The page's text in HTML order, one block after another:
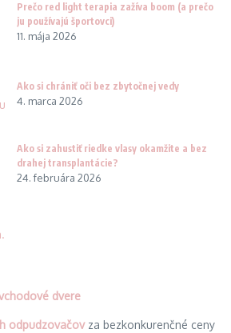
Prečo red light terapia zažíva boom (a prečo
ju používajú športovci)
11. mája 2026
Ako si chrániť oči bez zbytočnej vedy
4. marca 2026
Ako si zahustiť riedke vlasy okamžite a bez
drahej transplantácie?
24. februára 2026
dvere
odpudzovačovza bezkonkurenčné ceny